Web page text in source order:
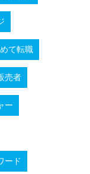
て転職
売者
ー
ード